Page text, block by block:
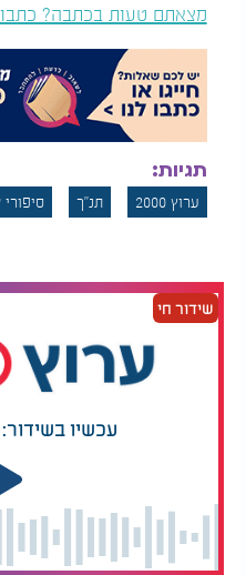
מצאתם טעות בכתבה? כתבו
תגיות:
ערוץ 2000 תנ"ך
שידור חי
עכשיו